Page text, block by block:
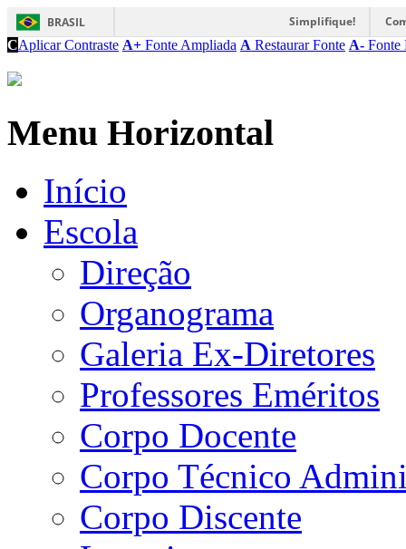
BRASIL Simplifique!
CAplicar Contraste A+ Fonte Ampliada A Restaurar Fonte A- Fonte
Menu Horizontal
Início
Escola
Direção
Organograma
Galeria Ex-Diretores
Professores Eméritos
Corpo Docente
Corpo Técnico
Corpo Discente